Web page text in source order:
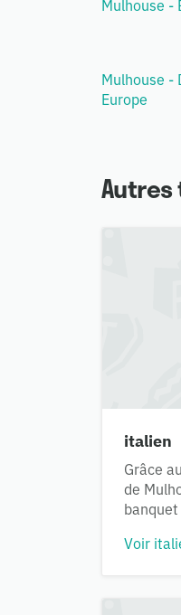
Mulhouse -
Mulhouse -
Europe
Autres
italien
Grâce
de
Voir